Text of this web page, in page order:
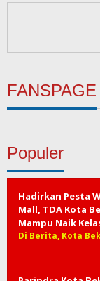
Dodge
Investasi Alva
FANSPAGE
Populer
Hadirkan Pesta